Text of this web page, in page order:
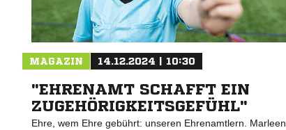
MAGAZIN 14.12.2024 | 10:30
"EHRENAMT SCHAFFT EIN
ZUGEHÖRIGKEITSGEFÜHL"
Ehre, wem Ehre gebührt: unseren Ehrenamtlern. Marleen